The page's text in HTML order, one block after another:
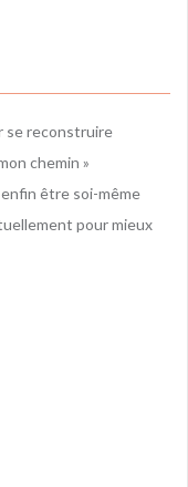
se reconstruire
chemin »
être soi-même
pour mieux